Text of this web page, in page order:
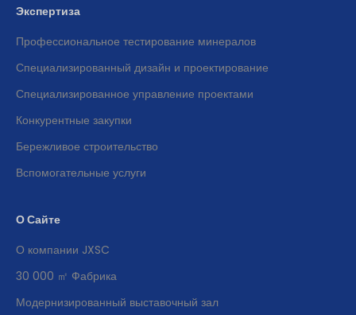
Экспертиза
Профессиональное тестирование минералов
Специализированный дизайн и проектирование
Специализированное управление проектами
Конкурентные закупки
Бережливое строительство
Вспомогательные услуги
О Сайте
О компании JXSC
30 000 ㎡ Фабрика
Модернизированный выставочный зал